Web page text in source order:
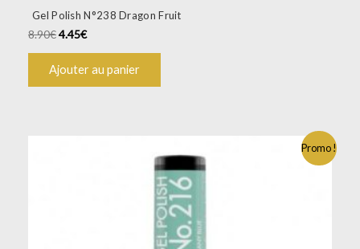
Gel Polish N°238 Dragon Fruit
8.90€4.45€
Ajouter au panier
Promo !